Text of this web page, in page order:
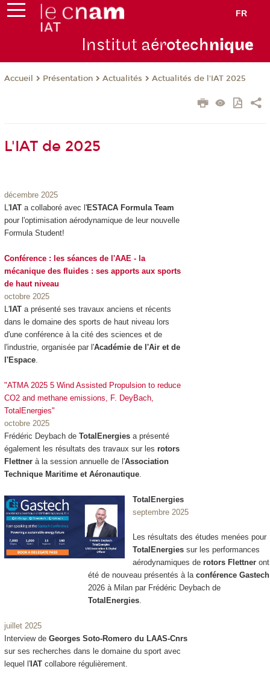
FR
Institut aérotechnique
Accueil Présentation Actualités Actualités de l'IAT 2025
L'IAT de 2025
décembre 2025
L'IAT a collaboré avec l'ESTACA Formula Team
pour l'optimisation aérodynamique de leur nouvelle
Formula Student!
Conférence : les séances de l'AAE - la
mécanique des fluides : ses apports aux sports
de haut niveau
octobre 2025
L'IAT a présenté ses travaux anciens et récents
dans le domaine des sports de haut niveau lors
d'une conférence à la cité des sciences et de
l'industrie, organisée par l'Académie de l'Air et de
l'Espace.
"ATMA 2025 5 Wind Assisted Propulsion to reduce
CO2 and methane emissions, F. DeyBach,
TotalEnergies"
octobre 2025
Frédéric Deybach de TotalEnergiesa présenté
également les résultats des travaux sur les rotors
Flettner à la session annuelle de l'Association
Technique Maritime et Aéronautique.
TotalEnergies
septembre 2025
Les résultats des études menées pour
TotalEnergiessur les performances
aérodynamiques de rotors Flettner ont
été de nouveau présentés à la conférence Gastech
2026 à Milan par Frédéric Deybach de
TotalEnergies.
juillet 2025
Interview de Georges Soto-Romero du LAAS-Cnrs
sur ses recherches dans le domaine du sport avec
lequel l'IATcollabore régulièrement.